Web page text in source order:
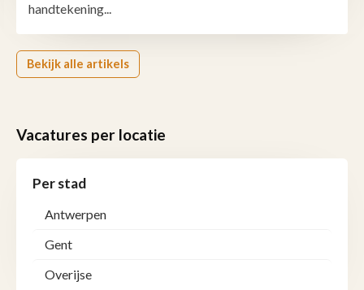
handtekening...
Bekijk alle artikels
Vacatures per locatie
Per stad
Antwerpen
Gent
Overijse